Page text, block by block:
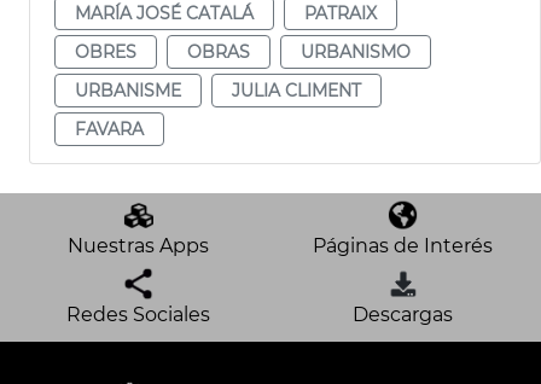
MARÍA JOSÉ CATALÁ
PATRAIX
OBRES
OBRAS
URBANISMO
URBANISME
JULIA CLIMENT
FAVARA
Nuestras Apps Páginas de Interés
Redes Sociales Descargas